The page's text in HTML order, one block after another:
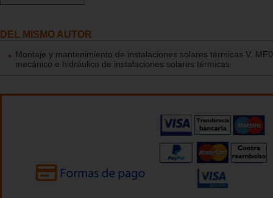
DEL MISMO AUTOR
Montaje y mantenimiento de instalaciones solares térmicas V.
mecánico e hidráulico de instalaciones solares térmicas